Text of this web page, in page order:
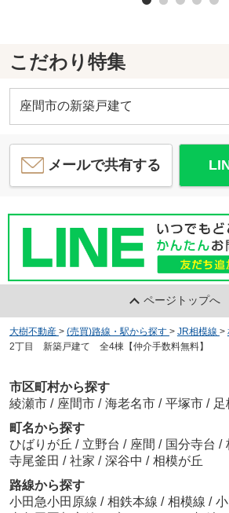
こだわり特集
座間市の新築戸建て
メールで共有する
ページトップへ
大樹不動産 > (売買)路線・駅から探す > JR相模線 >
2丁目 新築戸建て 全4棟【仲介手数料無料】
市区町村から探す
綾瀬市 / 座間市 / 海老名市 / 平塚市 /
町名から探す
ひばりが丘 / 立野台 / 座間 / 国分寺台 /
寺尾釜田 / 社家 / 深谷中 / 相模が丘
路線から探す
小田急小田原線 / 相鉄本線 / 相模線 /